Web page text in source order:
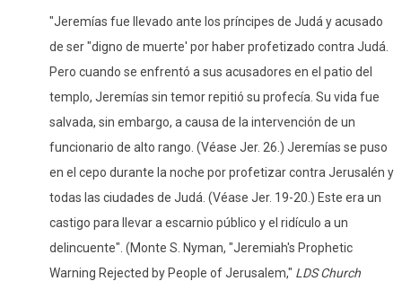
"Jeremías fue llevado ante los príncipes de Judá y acusado
de ser "digno de muerte' por haber profetizado contra Judá.
Pero cuando se enfrentó a sus acusadores en el patio del
templo, Jeremías sin temor repitió su profecía. Su vida fue
salvada, sin embargo, a causa de la intervención de un
funcionario de alto rango. (Véase Jer. 26.) Jeremías se puso
en el cepo durante la noche por profetizar contra Jerusalén y
todas las ciudades de Judá. (Véase Jer. 19-20.) Este era un
castigo para llevar a escarnio público y el ridículo a un
delincuente".(Monte S. Nyman, "Jeremiah's Prophetic
Warning Rejected by People of Jerusalem," LDS Church